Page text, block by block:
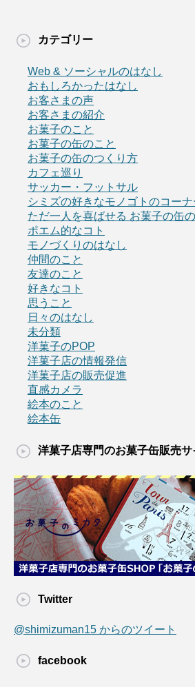
カテゴリー
Web & ソーシャルのはなし
おもしろかったはなし
お客さまの声
お客さまの紹介
お菓子のこと
お菓子の缶のこと
お菓子の缶のつくり方
カフェ巡り
サッカー・フットサル
シミズの好きなモノゴトのコーナ
ただ一人を喜ばせる お菓子の缶
ポエム的なコト
モノづくりのはなし
仲間のこと
友達のこと
好きなコト
思うこと
日々のはなし
未分類
洋菓子のPOP
洋菓子店の情報発信
洋菓子店の販売促進
直感カメラ
絵本のこと
絵本缶
洋菓子店専門のお菓子缶販売サ
Twitter
@shimizuman15 からのツイート
facebook